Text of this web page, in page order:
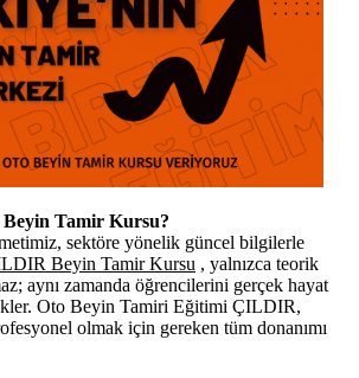
Tamir Kursu?
sektöre yönelik güncel bilgilerle
Beyin Tamir Kursu , yalnızca teorik
aynı zamanda öğrencilerini gerçek hayat
Oto Beyin Tamiri Eğitimi ÇILDIR,
olmak için gereken tüm donanımı